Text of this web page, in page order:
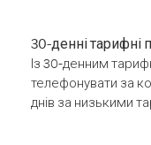
30-денні тарифні
Із 30-денним
телефонувати за
днів за низькими